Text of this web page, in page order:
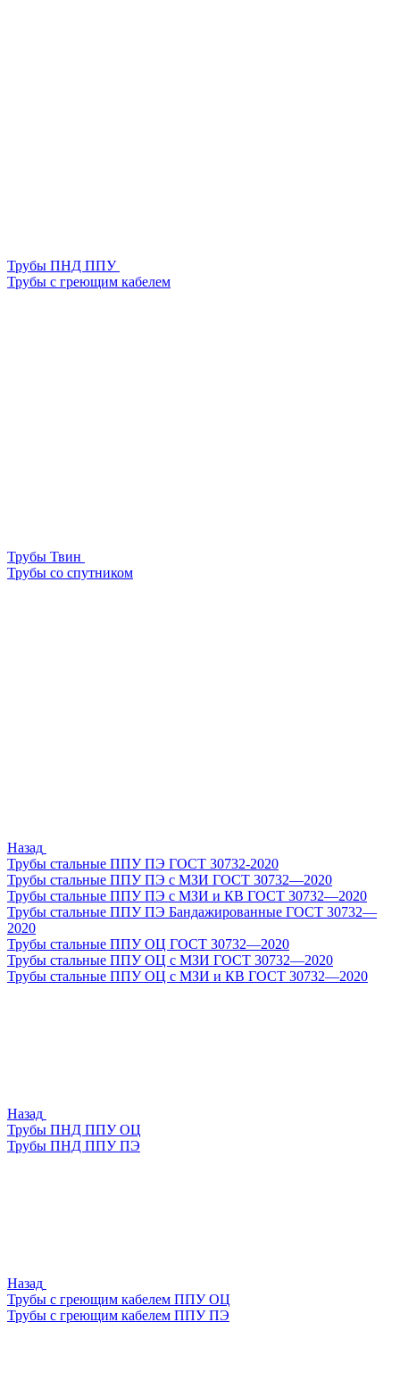
Трубы ПНД ППУ
Трубы с греющим кабелем
Трубы Твин
Трубы со спутником
Назад
Трубы стальные ППУ ПЭ ГОСТ 30732-2020
Трубы стальные ППУ ПЭ с МЗИ ГОСТ 30732—2020
Трубы стальные ППУ ПЭ с МЗИ и КВ ГОСТ 30732—2020
Трубы стальные ППУ ПЭ Бандажированные ГОСТ 30732—
2020
Трубы стальные ППУ ОЦ ГОСТ 30732—2020
Трубы стальные ППУ ОЦ с МЗИ ГОСТ 30732—2020
Трубы стальные ППУ ОЦ с МЗИ и КВ ГОСТ 30732—2020
Назад
Трубы ПНД ППУ ОЦ
Трубы ПНД ППУ ПЭ
Назад
Трубы с греющим кабелем ППУ ОЦ
Трубы с греющим кабелем ППУ ПЭ